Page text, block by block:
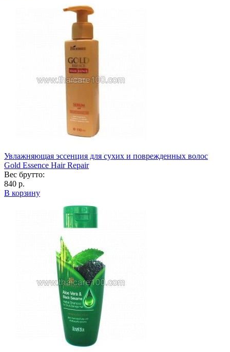
Увлажняющая эссенция для сухих и поврежденных волос
Gold Essence Hair Repair
Вес брутто:
840 р.
В корзину